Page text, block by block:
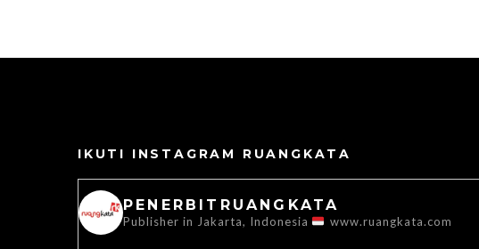
IKUTI INSTAGRAM RUANGKATA
PENERBITRUANGKATA
Publisher in Jakarta, Indonesia www.ruangkata.com